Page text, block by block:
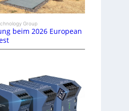
Group
beim 2026 European